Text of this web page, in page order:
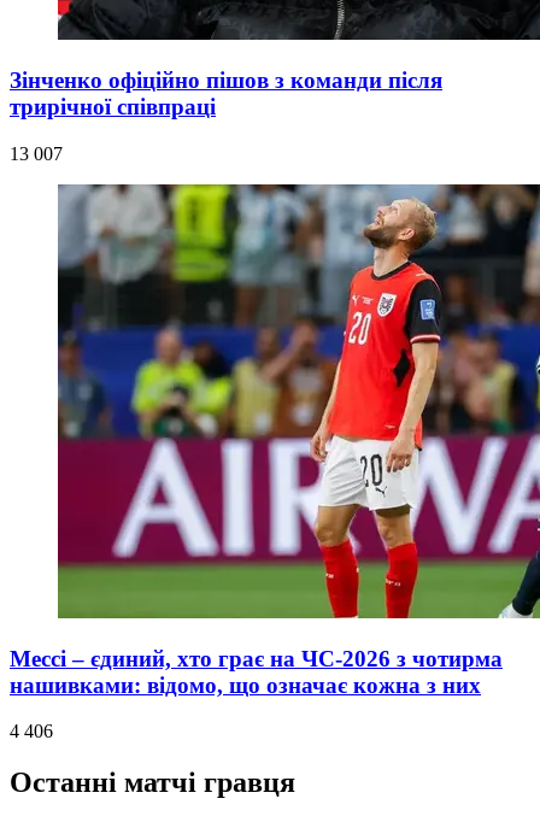
Зінченко офіційно пішов з команди після
трирічної співпраці
13 007
Мессі – єдиний, хто грає на ЧС-2026 з чотирма
нашивками: відомо, що означає кожна з них
4 406
Останні матчі гравця